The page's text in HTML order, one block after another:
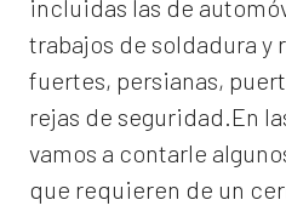
incluidas las de
trabajos de soldadura y
fuertes, persianas,
rejas de seguridad.En
vamos a contarle
que requieren de un